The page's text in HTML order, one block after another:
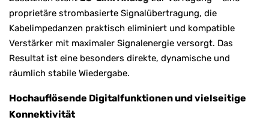
proprietäre strombasierte Signalübertragung, die
Kabelimpedanzen praktisch eliminiert und kompatible
Verstärker mit maximaler Signalenergie versorgt. Das
Resultat ist eine besonders direkte, dynamische und
räumlich stabile Wiedergabe.
Hochauflösende Digitalfunktionen und vielseitige
Konnektivität